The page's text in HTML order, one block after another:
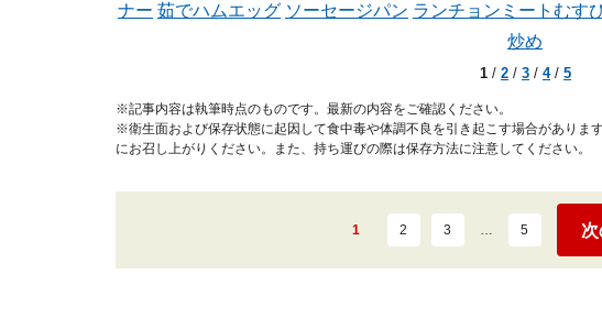
ナー 茹でハムエッグ ソーセージパン ランチョンミートむす
炒め
1 / 2 / 3 / 4/ 5
※記事内容は執筆時点のものです。最新の内容をご確認ください。
※衛生面および保存状態に起因して食中毒や体調不良を引き起こす場合がありま
にお召し上がりください。また、持ち運びの際は保存方法に注意してください。
1 2 3 … 5